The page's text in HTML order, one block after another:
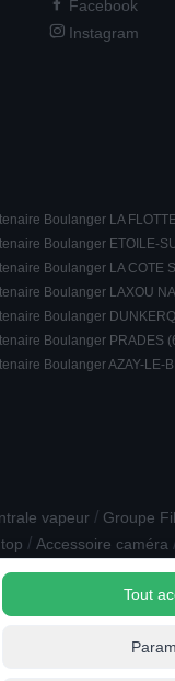
Tout
Facebook
Instagram
Boulanger LA
Boulanger ETOILE-
Boulanger LA COTE
Boulanger LAXOU
Boulanger
Boulanger PRADES
Boulanger AZAY-LE-
vapeur / Groupe
/ Accessoire caméra